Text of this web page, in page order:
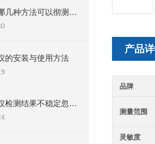
产品
品牌
测量范围
灵敏度
煤中全硫有哪几种方法可以彻测定？各有什么利弊？
的安装与使用方法
全自动测硫仪检测结果不稳定忽高忽低怎么办？